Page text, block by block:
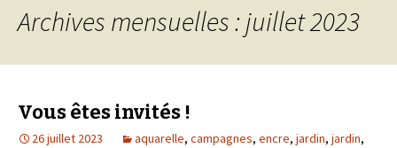
Archives mensuelles : juillet 2023
Vous êtes invités !
26 juillet 2023 aquarelle, campagnes, encre, jardin, jardin,